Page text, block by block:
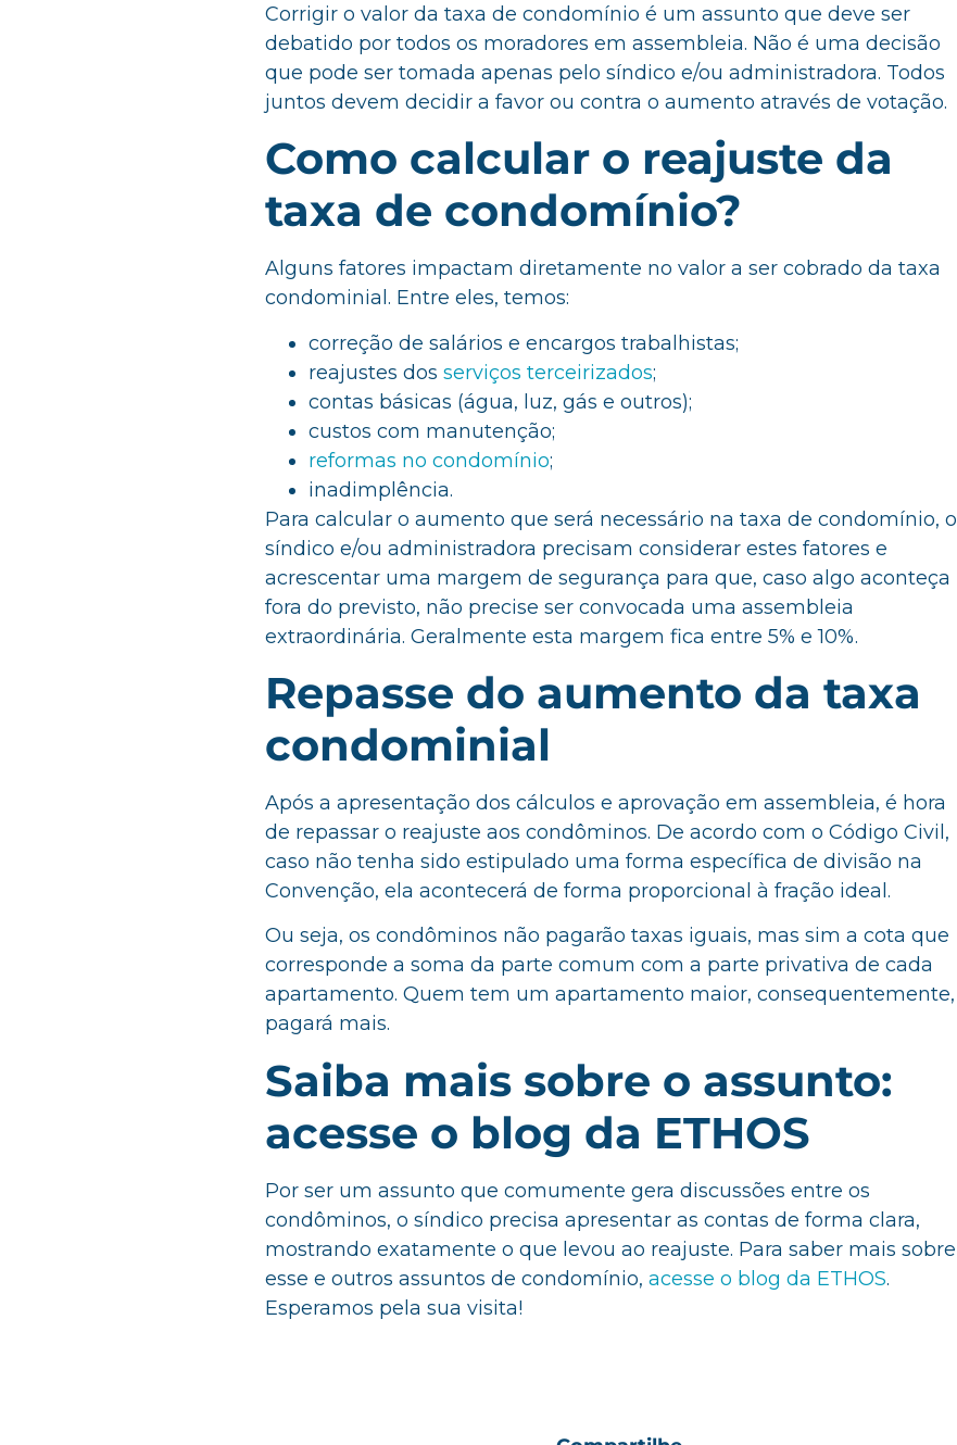
Corrigir o valor da taxa de condomínio é um assunto que deve ser
debatido por todos os moradores em assembleia. Não é uma decisão
que pode ser tomada apenas pelo síndico e/ou administradora. Todos
juntos devem decidir a favor ou contra o aumento através de votação.
Como calcular o reajuste da
taxa de condomínio?
Alguns fatores impactam diretamente no valor a ser cobrado da taxa
condominial. Entre eles, temos:
correção de salários e encargos trabalhistas;
reajustes dos serviços terceirizados;
contas básicas (água, luz, gás e outros);
custos com manutenção;
reformas no condomínio;
inadimplência.
Para calcular o aumento que será necessário na taxa de condomínio, o
síndico e/ou administradora precisam considerar estes fatores e
acrescentar uma margem de segurança para que, caso algo aconteça
fora do previsto, não precise ser convocada uma assembleia
extraordinária. Geralmente esta margem fica entre 5% e 10%.
Repasse do aumento da taxa
condominial
Após a apresentação dos cálculos e aprovação em assembleia, é hora
de repassar o reajuste aos condôminos. De acordo com o Código Civil,
caso não tenha sido estipulado uma forma específica de divisão na
Convenção, ela acontecerá de forma proporcional à fração ideal.
Ou seja, os condôminos não pagarão taxas iguais, mas sim a cota que
corresponde a soma da parte comum com a parte privativa de cada
apartamento. Quem tem um apartamento maior, consequentemente,
pagará mais.
Saiba mais sobre o assunto:
acesse o blog da ETHOS
Por ser um assunto que comumente gera discussões entre os
condôminos, o síndico precisa apresentar as contas de forma clara,
mostrando exatamente o que levou ao reajuste. Para saber mais sobre
esse e outros assuntos de condomínio, acesse o blog da ETHOS.
Esperamos pela sua visita!